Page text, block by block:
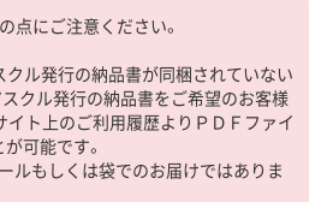
点にご注意ください。
クル発行の納品書が同梱されていない
クル発行の納品書をご希望のお客様
イト上のご利用履歴よりＰＤＦファイ
可能です。
ルもしくは袋でのお届けではありま